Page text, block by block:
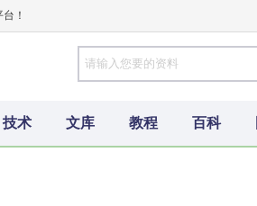
！
技术 文库 教程 百科